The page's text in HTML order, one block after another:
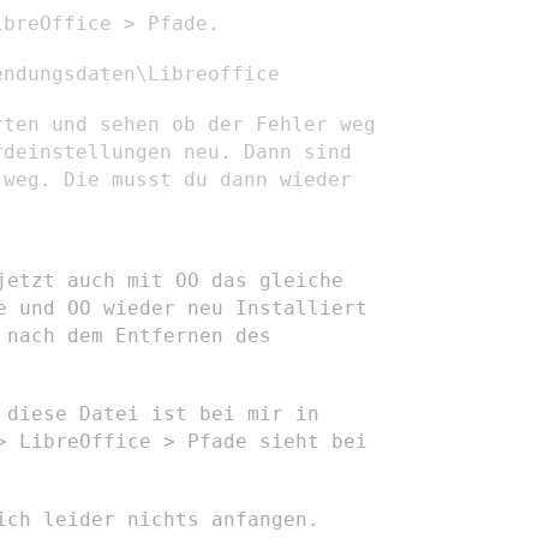
> Pfade.
und sehen ob der Fehler weg
neu. Dann sind
Die musst du dann wieder
auch mit OO das gleiche
und OO wieder neu Installiert
dem Entfernen des
diese Datei ist bei mir in
LibreOffice > Pfade sieht bei
leider nichts anfangen.